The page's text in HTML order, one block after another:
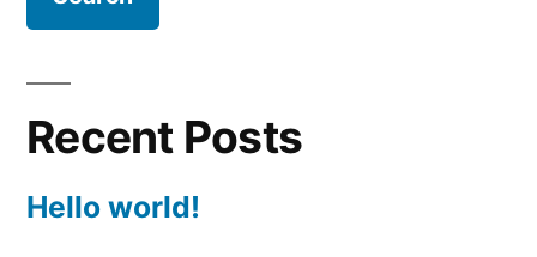
Recent Posts
Hello world!